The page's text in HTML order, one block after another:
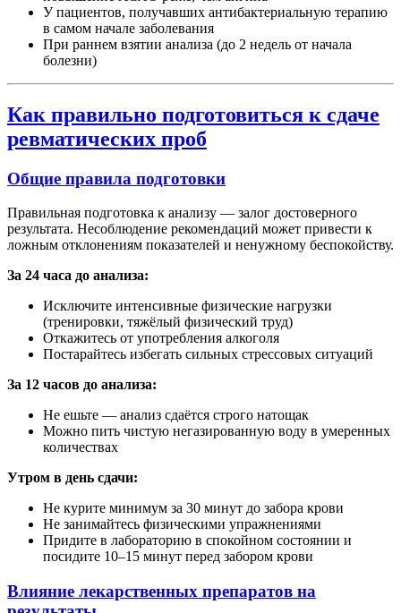
У пациентов, получавших антибактериальную терапию
в самом начале заболевания
При раннем взятии анализа (до 2 недель от начала
болезни)
Как правильно подготовиться к сдаче
ревматических проб
Общие правила подготовки
Правильная подготовка к анализу — залог достоверного
результата. Несоблюдение рекомендаций может привести к
ложным отклонениям показателей и ненужному беспокойству.
За 24 часа до анализа:
Исключите интенсивные физические нагрузки
(тренировки, тяжёлый физический труд)
Откажитесь от употребления алкоголя
Постарайтесь избегать сильных стрессовых ситуаций
За 12 часов до анализа:
Не ешьте — анализ сдаётся строго натощак
Можно пить чистую негазированную воду в умеренных
количествах
Утром в день сдачи:
Не курите минимум за 30 минут до забора крови
Не занимайтесь физическими упражнениями
Придите в лабораторию в спокойном состоянии и
посидите 10–15 минут перед забором крови
Влияние лекарственных препаратов на